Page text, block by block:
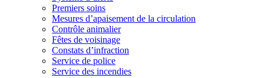
Premiers soins
Mesures d’apaisement de la circulation
Contrôle animalier
Fêtes de voisinage
Constats d’infraction
Service de police
Service des incendies